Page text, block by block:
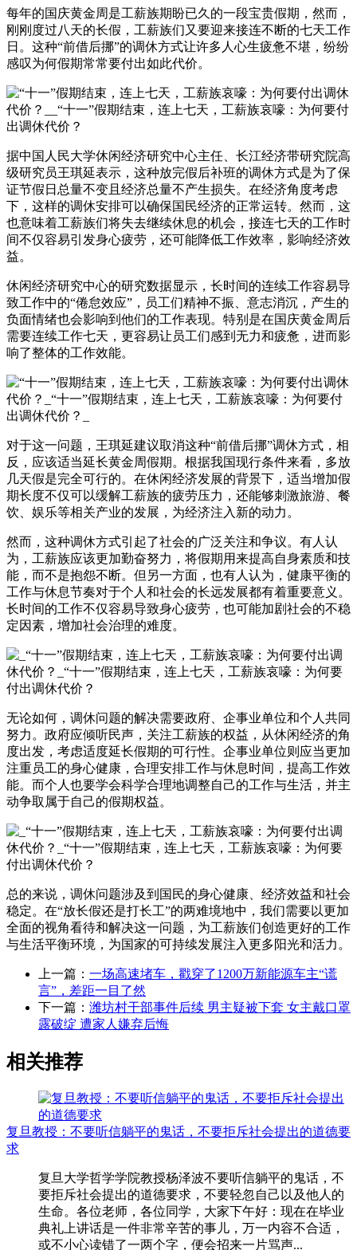
每年的国庆黄金周是工薪族期盼已久的一段宝贵假期，然而，
刚刚度过八天的长假，工薪族们又要迎来接连不断的七天工作
日。这种“前借后挪”的调休方式让许多人心生疲惫不堪，纷纷
感叹为何假期常常要付出如此代价。
据中国人民大学休闲经济研究中心主任、长江经济带研究院高
级研究员王琪延表示，这种放完假后补班的调休方式是为了保
证节假日总量不变且经济总量不产生损失。在经济角度考虑
下，这样的调休安排可以确保国民经济的正常运转。然而，这
也意味着工薪族们将失去继续休息的机会，接连七天的工作时
间不仅容易引发身心疲劳，还可能降低工作效率，影响经济效
益。
休闲经济研究中心的研究数据显示，长时间的连续工作容易导
致工作中的“倦怠效应”，员工们精神不振、意志消沉，产生的
负面情绪也会影响到他们的工作表现。特别是在国庆黄金周后
需要连续工作七天，更容易让员工们感到无力和疲惫，进而影
响了整体的工作效能。
对于这一问题，王琪延建议取消这种“前借后挪”调休方式，相
反，应该适当延长黄金周假期。根据我国现行条件来看，多放
几天假是完全可行的。在休闲经济发展的背景下，适当增加假
期长度不仅可以缓解工薪族的疲劳压力，还能够刺激旅游、餐
饮、娱乐等相关产业的发展，为经济注入新的动力。
然而，这种调休方式引起了社会的广泛关注和争议。有人认
为，工薪族应该更加勤奋努力，将假期用来提高自身素质和技
能，而不是抱怨不断。但另一方面，也有人认为，健康平衡的
工作与休息节奏对于个人和社会的长远发展都有着重要意义。
长时间的工作不仅容易导致身心疲劳，也可能加剧社会的不稳
定因素，增加社会治理的难度。
无论如何，调休问题的解决需要政府、企事业单位和个人共同
努力。政府应倾听民声，关注工薪族的权益，从休闲经济的角
度出发，考虑适度延长假期的可行性。企事业单位则应当更加
注重员工的身心健康，合理安排工作与休息时间，提高工作效
能。而个人也要学会科学合理地调整自己的工作与生活，并主
动争取属于自己的假期权益。
总的来说，调休问题涉及到国民的身心健康、经济效益和社会
稳定。在“放长假还是打长工”的两难境地中，我们需要以更加
全面的视角看待和解决这一问题，为工薪族们创造更好的工作
与生活平衡环境，为国家的可持续发展注入更多阳光和活力。
上一篇： 一场高速堵车，戳穿了1200万新能源车主“谎
言”，差距一目了然
下一篇： 潍坊村干部事件后续 男主疑被下套 女主戴口罩
露破绽 遭家人嫌弃后悔
相关推荐
复旦教授：不要听信躺平的鬼话，不要拒斥社会提出的道德要
求
复旦大学哲学学院教授杨泽波不要听信躺平的鬼话，不
要拒斥社会提出的道德要求，不要轻忽自己以及他人的
生命。各位老师，各位同学，大家下午好：现在在毕业
典礼上讲话是一件非常辛苦的事儿，万一内容不合适，
或不小心读错了一两个字，便会招来一片骂声...